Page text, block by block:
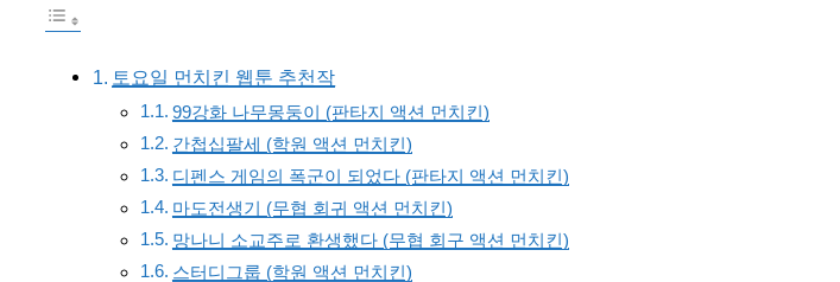
토요일 먼치킨 웹툰 추천작
99강화 나무몽둥이 (판타지 액션 먼치킨)
간첩십팔세 (학원 액션 먼치킨)
디펜스 게임의 폭군이 되었다 (판타지 액션 먼치킨)
마도전생기 (무협 회귀 액션 먼치킨)
망나니 소교주로 환생했다 (무협 회구 액션 먼치킨)
스터디그룹 (학원 액션 먼치킨)